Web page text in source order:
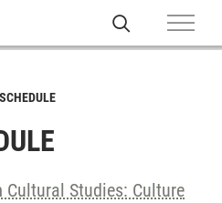
Cultural Studies: Culture